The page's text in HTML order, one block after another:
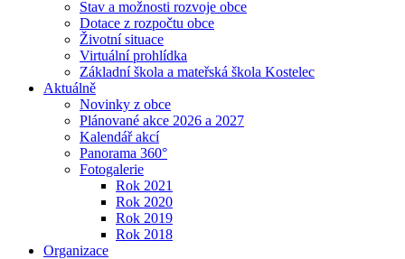
Stav a možnosti rozvoje obce
Dotace z rozpočtu obce
Životní situace
Virtuální prohlídka
Základní škola a mateřská škola Kostelec
Aktuálně
Novinky z obce
Plánované akce 2026 a 2027
Kalendář akcí
Panorama 360°
Fotogalerie
Rok 2021
Rok 2020
Rok 2019
Rok 2018
Organizace